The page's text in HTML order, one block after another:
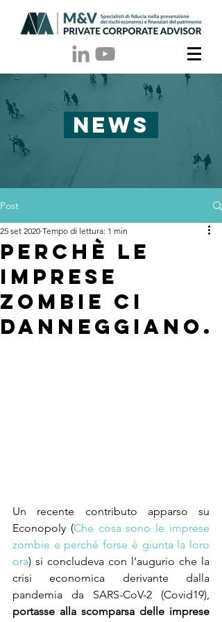
NEWS
Post
Perchè le
imprese
zombie ci
danneggiano.
25 set 2020 Tempo di lettura: 1 min
Un recente contributo apparso su
Econopoly (Che cosa sono le imprese
zombie e perché forse è giunta la loro
ora) si concludeva con l’augurio che la
crisi economica derivante dalla
portasse alla scomparsa delle imprese